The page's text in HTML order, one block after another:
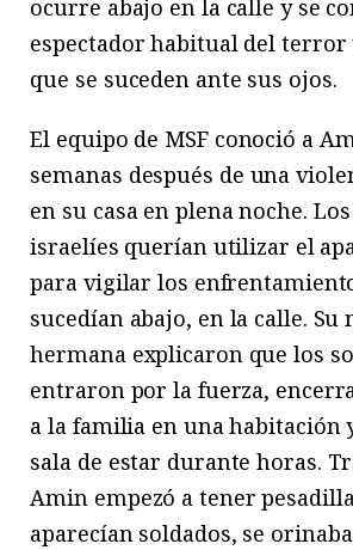
ocurre abajo en la calle y se
espectador habitual del terror
que se suceden ante sus ojos.
El equipo de MSF conoció a
semanas después de una
en su casa en plena noche.
israelíes querían utilizar el
para vigilar los
sucedían abajo, en la calle. Su
hermana explicaron que los
entraron por la fuerza,
a la familia en una habitación
sala de estar durante horas.
Amin empezó a tener
aparecían soldados, se